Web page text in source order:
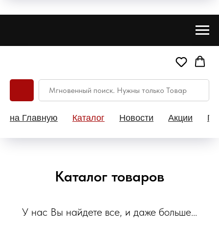
на Главную Каталог Новости Акции
Каталог товаров
У нас Вы найдете все, и даже больше...